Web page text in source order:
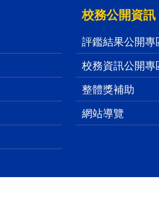
校務公開資訊
評鑑結果公開專
校務資訊公開專
整體獎補助
網站導覽